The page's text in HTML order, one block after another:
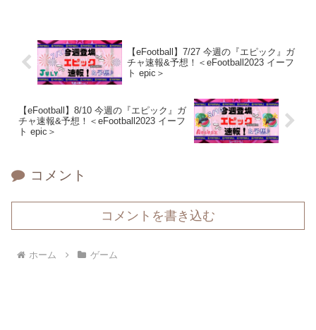
【eFootball】7/27 今週の『エピック』ガ
チャ速報&予想！＜eFootball2023 イーフ
ト epic＞
【eFootball】8/10 今週の『エピック』ガ
チャ速報&予想！＜eFootball2023 イーフ
ト epic＞
コメント
コメントを書き込む
ホーム ゲーム